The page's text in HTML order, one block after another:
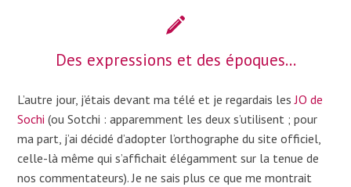
Des expressions et des époques…
L’autre jour, j’étais devant ma télé et je regardais lesJO de
Sochi(ou Sotchi : apparemment les deux s’utilisent ; pour
ma part, j’ai décidé d’adopter l’orthographe du site officiel,
celle-là même qui s’affichait élégamment sur la tenue de
nos commentateurs). Je ne sais plus ce que me montrait